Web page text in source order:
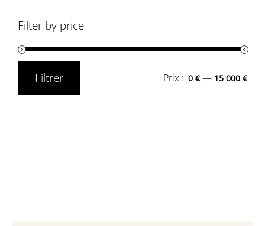
Filter by price
Filtrer Prix : 0 €— 15 000 €